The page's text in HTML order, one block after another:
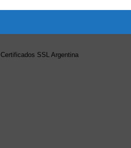
Certificados SSL Argentina